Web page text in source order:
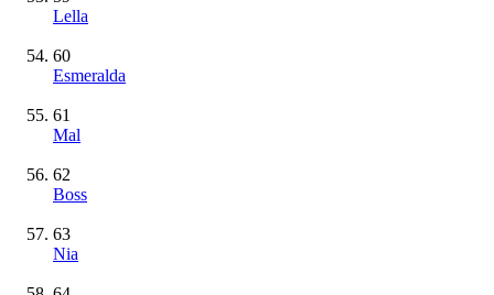
Lella
60
Esmeralda
61
Mal
62
Boss
63
Nia